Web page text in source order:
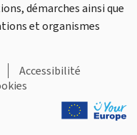
démarches ainsi que
et organismes
Accessibilité